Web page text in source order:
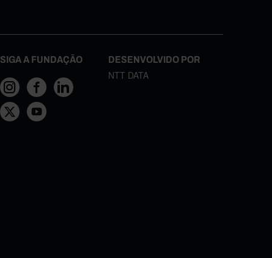
SIGA A FUNDAÇÃO DESENVOLVIDO POR
NTT DATA